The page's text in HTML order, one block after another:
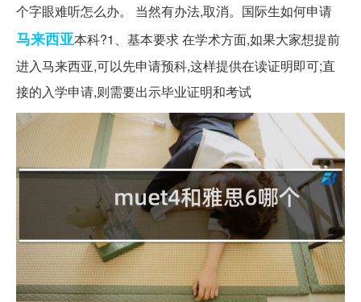
个字眼难听怎么办。 当然有办法,取消。国际生如何申请
马来西亚本科?1、基本要求 在学术方面,如果大家想提前
进入马来西亚,可以先申请预科,这样提供在读证明即可;直
接的入学申请,则需要出示毕业证明和考试